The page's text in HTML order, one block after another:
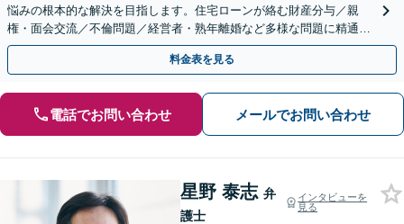
悩みの根本的な解決を目指します。住宅ローンが絡む財産分与／親
権・面会交流／不倫問題／経営者・熟年離婚など多様な問題に精通。
協議・調停・裁判の実績多数あり【完全個室】【大宮駅3分】
料金表を見る
電話でお問い合わせ メールでお問い合わせ
星野 泰志 弁
護士
インタビューを
見る